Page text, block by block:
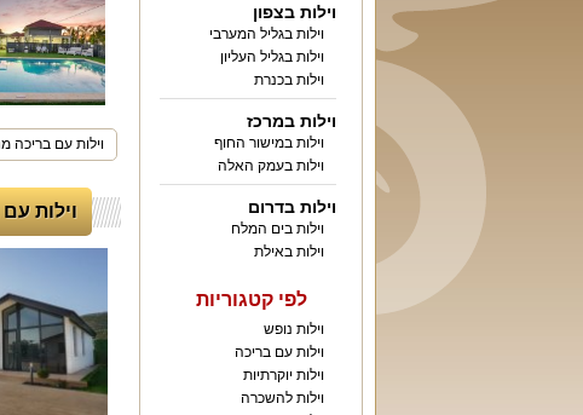
וילות בצפון
וילות בגליל המערבי
וילות בגליל העליון
וילות בכנרת
וילות במרכז
וילות במישור החוף
וילות בעמק האלה
וילות בדרום
וילות בים המלח
וילות באילת
לפי קטגוריות
וילות נופש
וילות עם בריכה
וילות יוקרתיות
וילות להשכרה
וילות עם בריכה
וילות עם